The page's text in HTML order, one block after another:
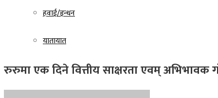
हवाई/इन्धन
यातायात
रुरुमा एक दिने वित्तीय साक्षरता एवम् अभिभावक